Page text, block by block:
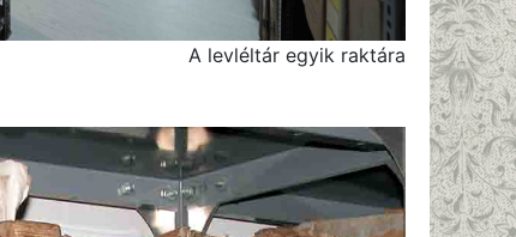
A levléltár egyik raktára